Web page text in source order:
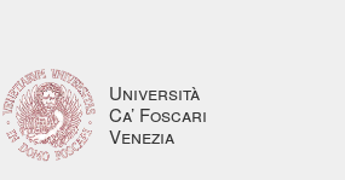
Università
Ca’ Foscari
Venezia